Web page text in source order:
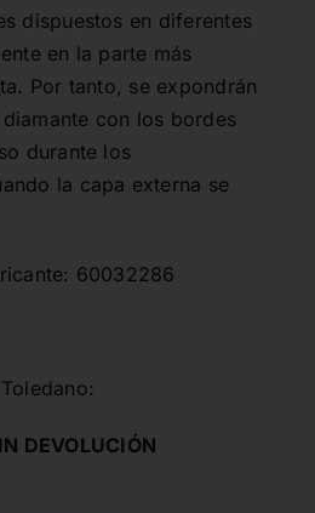
dispuestos en diferentes
en la parte más
Por tanto, se expondrán
con los bordes
durante los
la capa externa se
60032286
DEVOLUCIÓN